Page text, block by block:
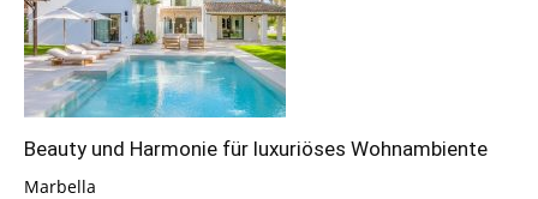
Beauty und Harmonie für luxuriöses Wohnambiente
Marbella